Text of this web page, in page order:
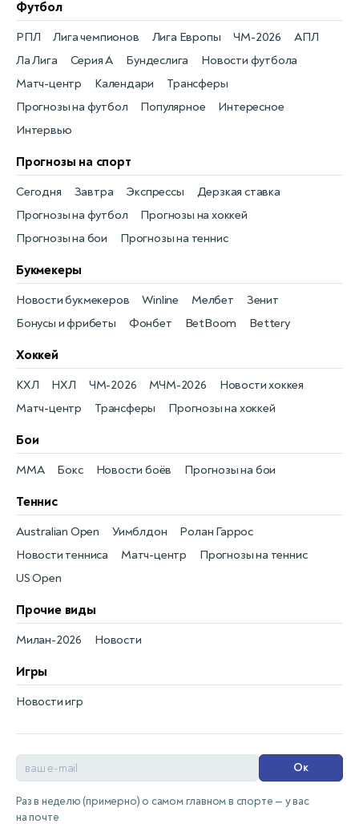
Футбол
Новости футбола
РПЛ
Матч-центр
Лига чемпионов
Календари
Лига Европы
Трансферы
ЧМ-2026
Прогнозы на футбол
АПЛ
Популярное
Ла Лига
Интересное
Серия А
Интервью
Бундеслига
Прогнозы на спорт
Прогнозы на футбол
Сегодня
Прогнозы на хоккей
Завтра
Прогнозы на бои
Экспрессы
Прогнозы на теннис
Дерзкая ставка
Букмекеры
Бонусы и фрибеты
Новости букмекеров
Фонбет
Winline
BetBoom
Мелбет
Bettery
Зенит
Хоккей
Новости хоккея
КХЛ
Матч-центр
НХЛ
Трансферы
ЧМ-2026
Прогнозы на хоккей
МЧМ-2026
Бои
Новости боёв
MMA Прогнозы на бои
Бокс
Теннис
Новости тенниса
Australian Open
Матч-центр
Уимблдон
Прогнозы на теннис
Ролан Гаррос
US Open
Прочие виды
Новости
Милан-2026
Игры
Новости игр
Ок
Раз в неделю (примерно) о самом главном в спорте — у вас
на почте